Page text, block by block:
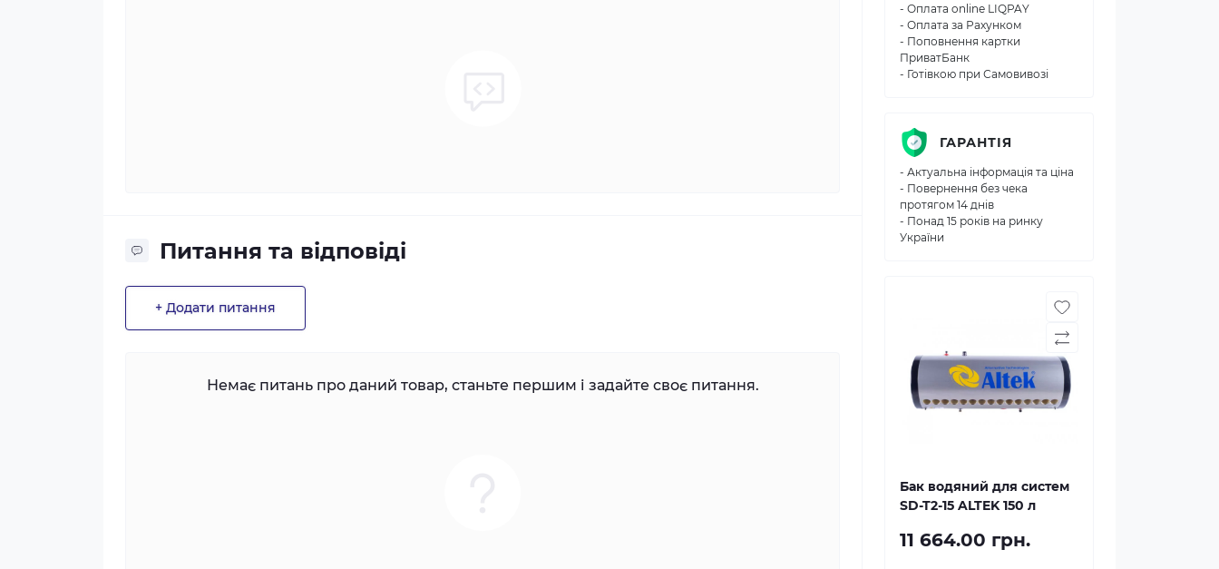
Питання та відповіді
+ Додати питання
Немає питань про даний товар, станьте першим і задайте своє питання.
- Оплата online LIQPAY
- Оплата за Рахунком
- Поповнення картки
ПриватБанк
- Готівкою при Самовивозі
ГАРАНТІЯ
- Актуальна інформація та ціна
- Повернення без чека
протягом 14 днів
- Понад 15 років на ринку
України
Бак водяний для систем
SD-T2-15 ALTEK 150 л
11 664.00 грн.